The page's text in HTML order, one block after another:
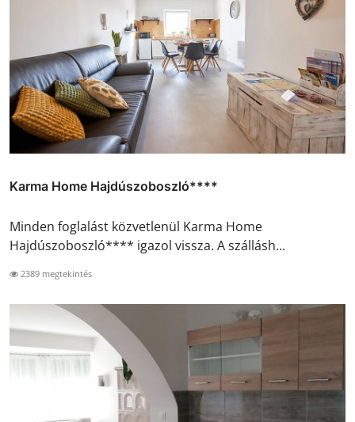
Karma Home Hajdúszoboszló****
Minden foglalást közvetlenül Karma Home
Hajdúszoboszló**** igazol vissza. A szállásh...
2389 megtekintés